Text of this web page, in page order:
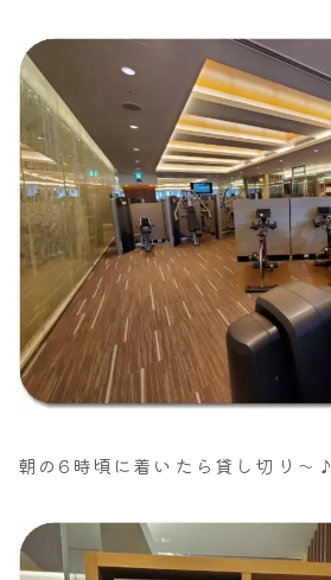
朝の6時頃に着いたら貸し切り～♪